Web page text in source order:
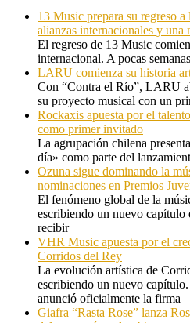
13 Music prepara su regreso a
alianzas internacionales y una
El regreso de 13 Music
internacional. A pocas
LARU comienza su historia
Con “Contra el Río”, LARU
su proyecto musical con un
Rockaxis apuesta por el
como primer invitado
La agrupación chilena
día» como parte del
Ozuna sigue dominando la
nominaciones en Premios
El fenómeno global de la
escribiendo un nuevo capítulo
recibir
VHR Music apuesta por el
Corridos del Rey
La evolución artística de
escribiendo un nuevo
anunció oficialmente la firma
Giafra “Rasta Rose” lanza